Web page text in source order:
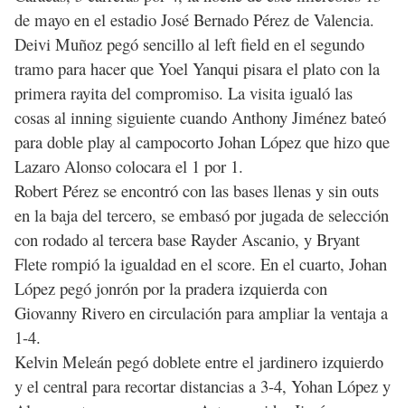
de mayo en el estadio José Bernado Pérez de Valencia.
Deivi Muñoz pegó sencillo al left field en el segundo
tramo para hacer que Yoel Yanqui pisara el plato con la
primera rayita del compromiso. La visita igualó las
cosas al inning siguiente cuando Anthony Jiménez bateó
para doble play al campocorto Johan López que hizo que
Lazaro Alonso colocara el 1 por 1.
Robert Pérez se encontró con las bases llenas y sin outs
en la baja del tercero, se embasó por jugada de selección
con rodado al tercera base Rayder Ascanio, y Bryant
Flete rompió la igualdad en el score. En el cuarto, Johan
López pegó jonrón por la pradera izquierda con
Giovanny Rivero en circulación para ampliar la ventaja a
1-4.
Kelvin Meleán pegó doblete entre el jardinero izquierdo
y el central para recortar distancias a 3-4, Yohan López y